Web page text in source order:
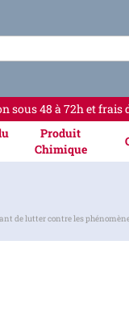
sous 48 à 72h et frais
Produit
Chimique
de lutter contre les